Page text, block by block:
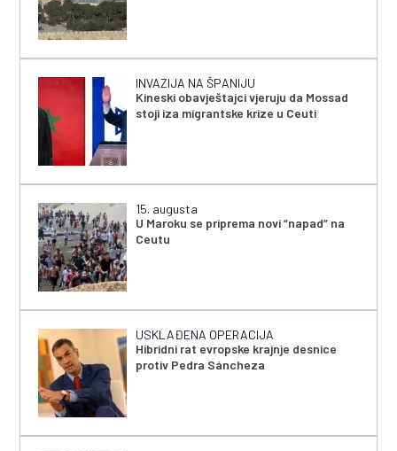
INVAZIJA NA ŠPANIJU
Kineski obavještajci vjeruju da Mossad
stoji iza migrantske krize u Ceuti
15. augusta
U Maroku se priprema novi “napad” na
Ceutu
USKLAĐENA OPERACIJA
Hibridni rat evropske krajnje desnice
protiv Pedra Sáncheza